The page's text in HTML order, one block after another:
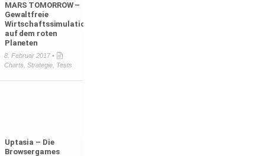
MARS TOMORROW –
Gewaltfreie
Wirtschaftssimulation
auf dem roten
Planeten
8. Februar 2017 •
Charts Strategie, Tests
Uptasia – Die
Browsergames